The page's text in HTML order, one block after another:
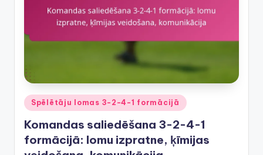
Posted
in
Spēlētāju lomas 3-2-4-1 formācijā
Komandas saliedēšana 3-2-4-1
formācijā: lomu izpratne, ķīmijas